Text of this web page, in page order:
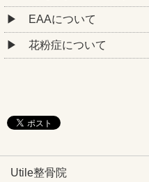
EAAについて
花粉症について
Utile整骨院